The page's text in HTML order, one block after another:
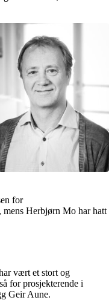
for
mens Herbjørn Mo har hatt
vært et stort og
for prosjekterende i
Geir Aune.